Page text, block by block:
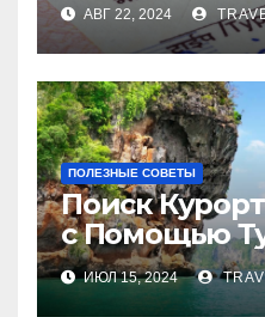
АВГ 22, 2024
ПОЛЕЗНЫЕ СОВЕТЫ
Поиск
с Помощью
ИЮЛ 15, 2024